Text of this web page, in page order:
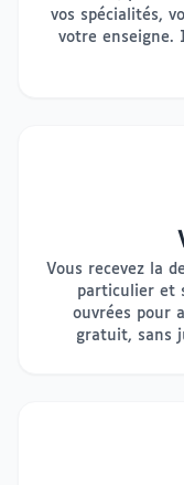
vos spécialités,
votre enseigne.
Vous recevez la
particulier et
ouvrées pour
gratuit, sans